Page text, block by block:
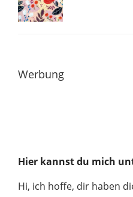
Werbung
Hier kannst du mich
Hi, ich hoffe, dir haben